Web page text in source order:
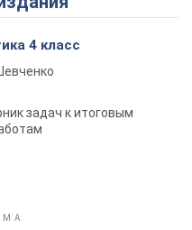
4 класс
задач к итоговым